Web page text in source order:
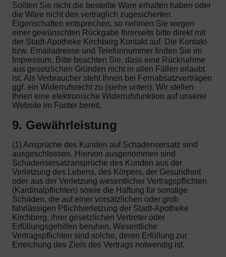
Sollten Sie nicht die bestellte Ware erhalten haben oder
die Ware nicht den vertraglich zugesicherten
Eigenschaften entsprechen, so nehmen Sie wegen
einer gewünschten Rückgabe Ihrerseits bitte direkt mit
der Stadt-Apotheke Kirchberg Kontakt auf. Die Kontakt-
bzw. Emailadresse und Telefonnummer finden Sie im
Impressum. Bitte beachten Sie, dass eine Rücknahme
aus gesetzlichen Gründen nicht in allen Fällen erlaubt
ist. Als Verbraucher steht Ihnen bei Fernabsatzverträgen
ggf. ein Widerrufsrecht zu (siehe unten). Wir stellen
Ihnen eine elektronische Widerrufsfunktion auf unserer
Website im Footer bereit.
9. Gewährleistung
(1) Ansprüche des Kunden auf Schadensersatz sind
ausgeschlossen. Hiervon ausgenommen sind
Schadensersatzansprüche des Kunden aus der
Verletzung des Lebens, des Körpers, der Gesundheit
oder aus der Verletzung wesentlicher Vertragspflichten
(Kardinalpflichten) sowie die Haftung für sonstige
Schäden, die auf einer vorsätzlichen oder grob
fahrlässigen Pflichtverletzung der Stadt-Apotheke
Kirchberg, ihrer gesetzlichen Vertreter oder
Erfüllungsgehilfen beruhen. Wesentliche
Vertragspflichten sind solche, deren Erfüllung zur
Erreichung des Ziels des Vertrags notwendig ist.